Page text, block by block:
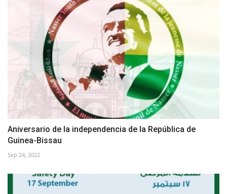
Aniversario de la independencia de la República de
Guinea-Bissau
Sep 24, 2022